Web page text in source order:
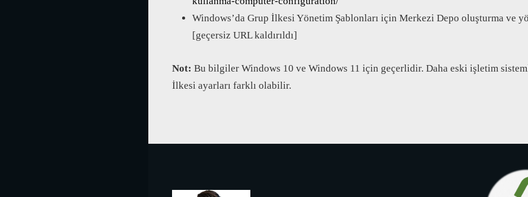
Windows’da Grup İlkesi Yönetim Şablonları için Merkezi Depo oluşturma ve
[geçersiz URL kaldırıldı]
Not: Bu bilgiler Windows 10 ve Windows 11 için geçerlidir. Daha eski işletim
İlkesi ayarları farklı olabilir.